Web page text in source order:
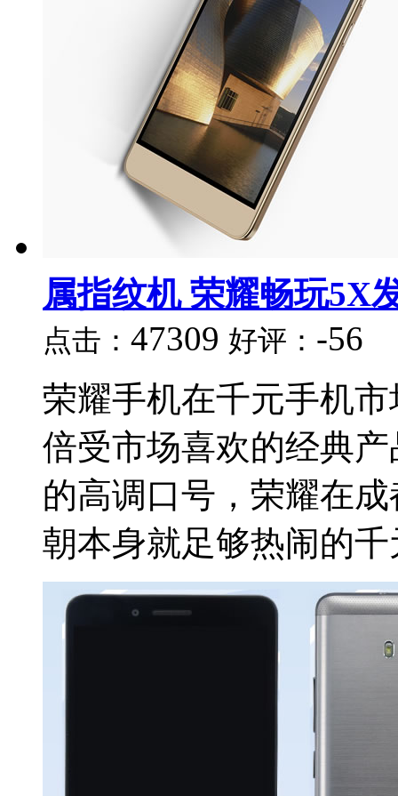
属指纹机 荣耀畅玩5X
点击： 47309 好评： -56
荣耀手机在千元手机
倍受市场喜欢的经典
的高调口号，荣耀在
朝本身就足够热闹的千